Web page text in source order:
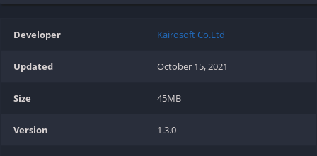
Developer Kairosoft Co.Ltd
Updated October 15, 2021
Size 45MB
Version 1.3.0